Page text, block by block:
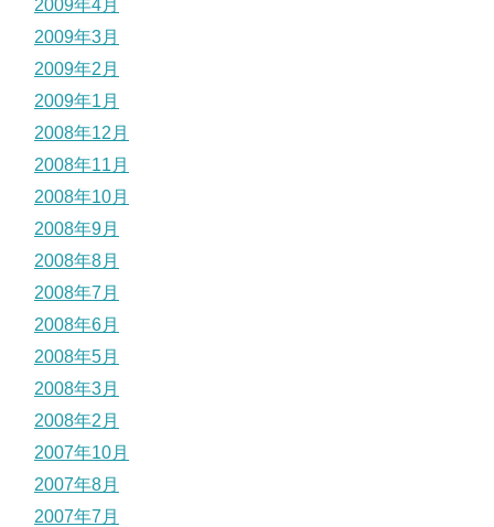
2009年4月
2009年3月
2009年2月
2009年1月
2008年12月
2008年11月
2008年10月
2008年9月
2008年8月
2008年7月
2008年6月
2008年5月
2008年3月
2008年2月
2007年10月
2007年8月
2007年7月